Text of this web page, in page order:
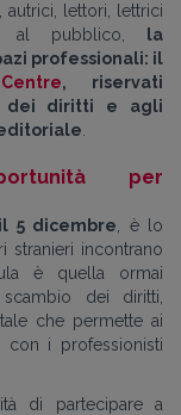
autrici, lettori, lettrici
al pubblico,
la
professionali: il
, riservati
dei diritti e agli
per
5 dicembre , è lo
stranieri incontrano
è quella ormai
dei diritti,
che permette ai
con i professionisti
di partecipare a